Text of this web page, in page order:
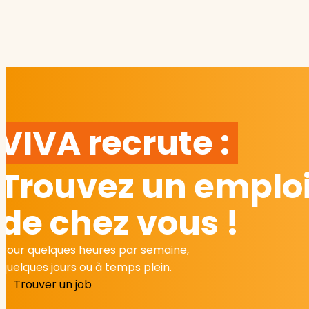
recrute :
Trouvez un
de chez vous !
Pour quelques heures par semaine,
quelques jours ou à temps plein.
Trouver un job